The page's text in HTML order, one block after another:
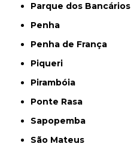
Parque dos Bancários
Penha
Penha de França
Piqueri
Pirambóia
Ponte Rasa
Sapopemba
São Mateus